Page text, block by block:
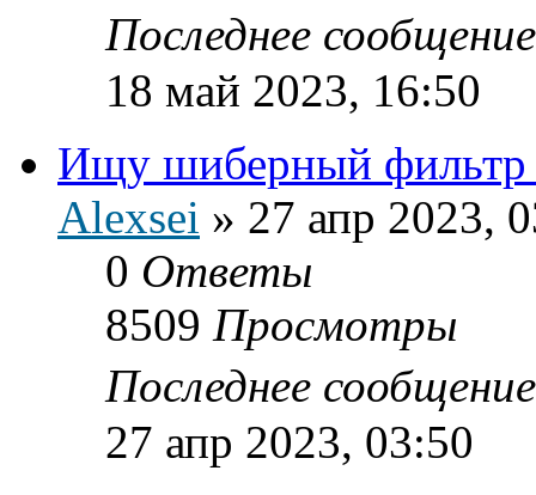
Последнее
18 май 2023, 16:50
Ищу шиберный
Alexsei » 27 апр 2023,
0 Ответы
8509 Просмотры
Последнее
27 апр 2023, 03:50